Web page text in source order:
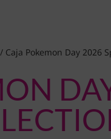
/ Caja Pokemon Day 2026